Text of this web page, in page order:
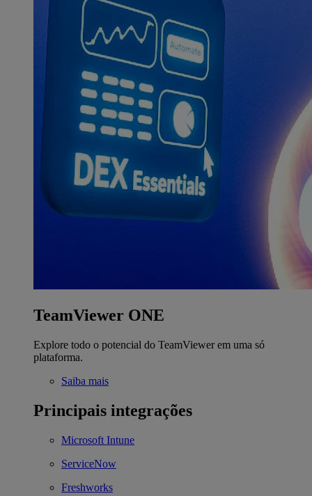
TeamViewer ONE
Explore todo o potencial do TeamViewer em uma só
plataforma.
Saiba mais
Principais integrações
Microsoft Intune
ServiceNow
Freshworks